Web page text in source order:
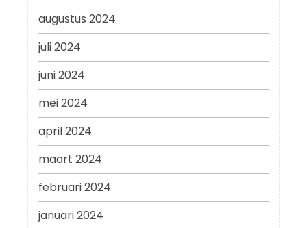
augustus 2024
juli 2024
juni 2024
mei 2024
april 2024
maart 2024
februari 2024
januari 2024